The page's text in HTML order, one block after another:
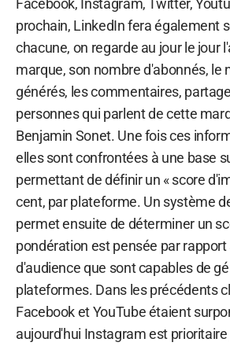
Facebook, Instagram, Twitter,
prochain, LinkedIn fera également
chacune, on regarde au jour le jour
marque, son nombre d'abonnés, le
générés, les commentaires,
personnes qui parlent de cette
Benjamin Sonet. Une fois ces
elles sont confrontées à une base
permettant de définir un « score
cent, par plateforme. Un système
permet ensuite de déterminer un
pondération est pensée par rapport
d'audience que sont capables de
plateformes. Dans les précédents
Facebook et YouTube étaient
aujourd'hui Instagram est prioritaire